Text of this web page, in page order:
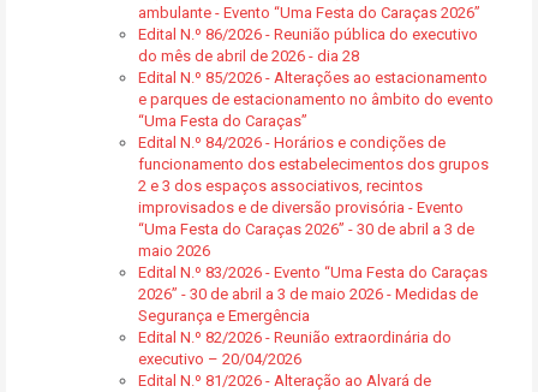
ambulante - Evento “Uma Festa do Caraças 2026”
Edital N.º 86/2026 - Reunião pública do executivo
do mês de abril de 2026 - dia 28
Edital N.º 85/2026 - Alterações ao estacionamento
e parques de estacionamento no âmbito do evento
“Uma Festa do Caraças”
Edital N.º 84/2026 - Horários e condições de
funcionamento dos estabelecimentos dos grupos
2 e 3 dos espaços associativos, recintos
improvisados e de diversão provisória - Evento
“Uma Festa do Caraças 2026” - 30 de abril a 3 de
maio 2026
Edital N.º 83/2026 - Evento “Uma Festa do Caraças
2026” - 30 de abril a 3 de maio 2026 - Medidas de
Segurança e Emergência
Edital N.º 82/2026 - Reunião extraordinária do
executivo – 20/04/2026
Edital N.º 81/2026 - Alteração ao Alvará de